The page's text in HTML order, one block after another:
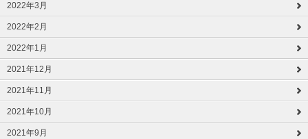
2022年3月
2022年2月
2022年1月
2021年12月
2021年11月
2021年10月
2021年9月